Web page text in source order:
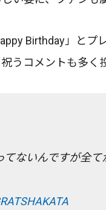
Birthday」とプ
うコメントも多く
ないんですが全